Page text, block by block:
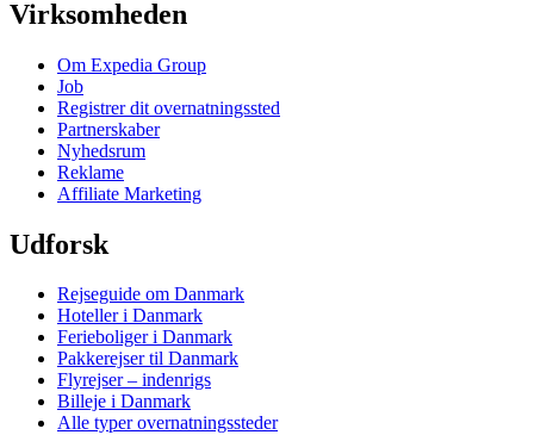
Virksomheden
Om Expedia Group
Job
Registrer dit overnatningssted
Partnerskaber
Nyhedsrum
Reklame
Affiliate Marketing
Udforsk
Rejseguide om Danmark
Hoteller i Danmark
Ferieboliger i Danmark
Pakkerejser til Danmark
Flyrejser – indenrigs
Billeje i Danmark
Alle typer overnatningssteder